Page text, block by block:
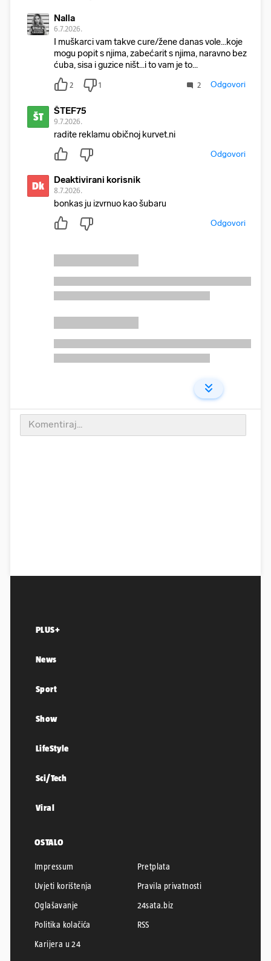
Nalla
6.7.2026.
I muškarci vam takve cure/žene danas vole...koje
mogu popit s njima, zabećarit s njima, naravno bez
ćuba, sisa i guzice ništ...i to vam je to...
2 1 2 Odgovori
ŠT ŠTEF75
9.7.2026.
radite reklamu običnoj kurvet.ni
Odgovori
Dk Deaktivirani korisnik
8.7.2026.
bonkas ju izvrnuo kao šubaru
Odgovori
PLUS+
News
Sport
Show
LifeStyle
Sci/Tech
Viral
OSTALO
Impressum
Pretplata
Uvjeti korištenja
Pravila privatnosti
Oglašavanje
24sata.biz
Politika kolačića
RSS
Karijera u 24